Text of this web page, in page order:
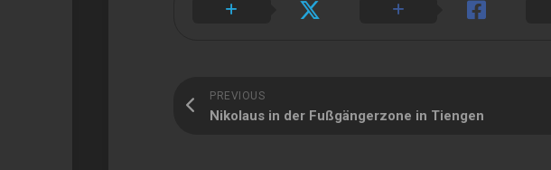
PREVIOUS
Nikolaus in der Fußgängerzone in Tiengen